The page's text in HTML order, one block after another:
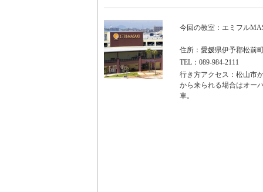
今回の教室：エミフル
住所：愛媛県伊予郡松前
TEL：089-984-2111
行き方アクセス：松山市
から来られる場合はオー
車。